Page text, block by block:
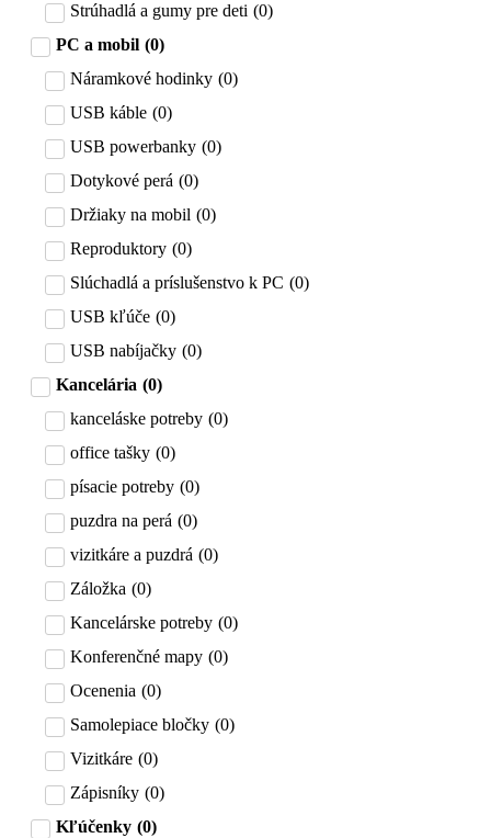
Strúhadlá a gumy pre deti (0)
PC a mobil (0)
Náramkové hodinky (0)
USB káble (0)
USB powerbanky (0)
Dotykové perá (0)
Držiaky na mobil (0)
Reproduktory (0)
Slúchadlá a príslušenstvo k PC (0)
USB kľúče (0)
USB nabíjačky (0)
Kancelária (0)
kanceláske potreby (0)
office tašky (0)
písacie potreby (0)
puzdra na perá (0)
vizitkáre a puzdrá (0)
Záložka (0)
Kancelárske potreby (0)
Konferenčné mapy (0)
Ocenenia (0)
Samolepiace bločky (0)
Vizitkáre (0)
Zápisníky (0)
Kľúčenky (0)